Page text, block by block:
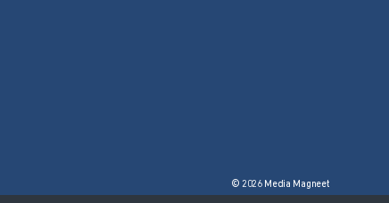
© 2026 Media Magneet